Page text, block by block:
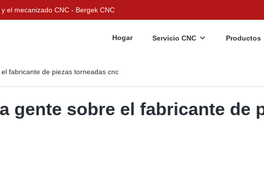
el mecanizado CNC - Bergek CNC
Hogar Servicio CNC Productos
fabricante de piezas torneadas cnc
gente sobre el fabricante de